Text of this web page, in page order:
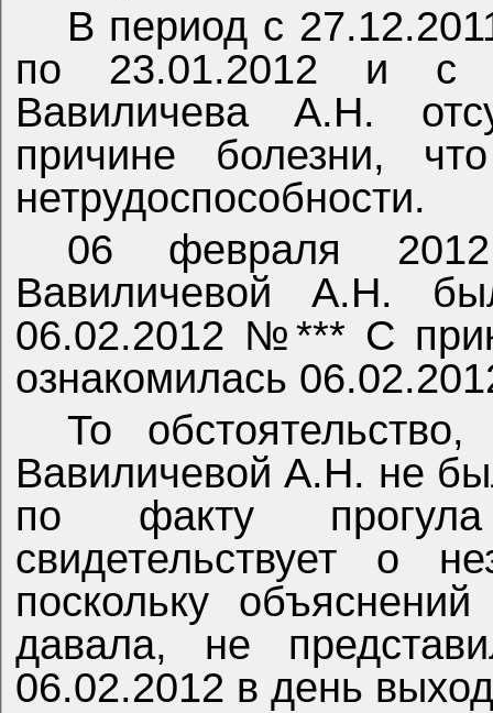
В период с
по 23.01.2012 и с
Вавиличева А.Н.
причине болезни,
нетрудоспособности.
06 февраля 2012
Вавиличевой А.Н.
06.02.2012 №*** С
ознакомилась
То
Вавиличевой А.Н. не
по факту
свидетельствует о
поскольку
давала, не
06.02.2012 в день